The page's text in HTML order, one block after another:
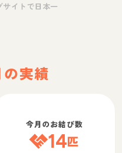
イトで日本一
実績
今月のお結び数
14匹